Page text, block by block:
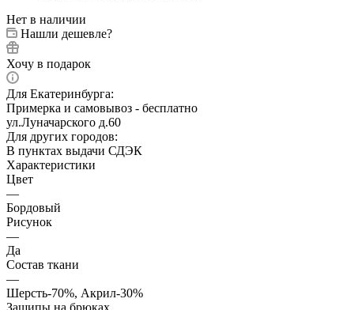
Нет в наличии
Нашли дешевле?
Хочу в подарок
Для Екатеринбурга:
Примерка и самовывоз - бесплатно
ул.Луначарского д.60
Для других городов:
В пунктах выдачи СДЭК
Характеристики
Цвет
—
Бордовый
Рисунок
—
Да
Состав ткани
—
Шерсть-70%, Акрил-30%
Защипы на брюках